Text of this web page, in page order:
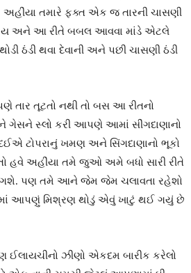
તમારે ફક્ત એક જ તારની ચાસણી
અને આ રીતે બબલ આવવા માંડે એટલે
ઠંડી થવા દેવાની અને પછી ચાસણી ઠંડી
તૂટતો નથી તો બસ આ રીતનો
સ્લો કરી આપણે આમાં સીંગદાણાનો
ટોપરાનું ખમણ અને સિંગદાણાનો ભૂકો
અહીંયા તમે જુઓ અમે બધો સારી રીતે
પણ તમે આને જેમ જેમ ચલાવતા રહેશો
આપણું મિશ્રણ થોડું એવું ખાટું થઈ ગયું છે
ઝીણો એકદમ બારીક કરેલો